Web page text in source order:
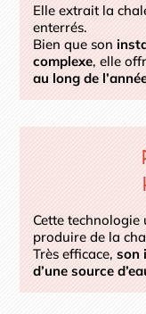
Elle extrait la
enterrés.
Bien que son
complexe, elle
au long de
Cette technologie
produire de la
Très efficace,son
d’une source